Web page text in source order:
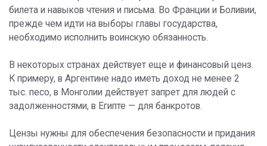
билета и навыков чтения и письма. Во Франции и Боливии,
прежде чем идти на выборы главы государства,
необходимо исполнить воинскую обязанность.
В некоторых странах действует еще и финансовый ценз.
К примеру, в Аргентине надо иметь доход не менее 2
тыс. песо, в Монголии действует запрет для людей с
задолженностями, в Египте — для банкротов.
Цензы нужны для обеспечения безопасности и придания